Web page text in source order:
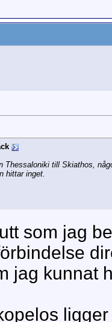
Thessaloniki till Skiathos,
hittar inget.
som jag
jag kunnat